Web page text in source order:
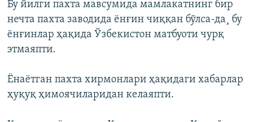
Бу йилги пахта мавсумида мамлакатнинг бир
нечта пахта заводида ëнғин чиққан бўлса-да¸ бу
ëнғинлар ҳақида Ўзбекистон матбуоти чурқ
этмаяпти.
Ëнаëтган пахта хирмонлари ҳақидаги хабарлар
ҳуқуқ ҳимоячиларидан келаяпти.